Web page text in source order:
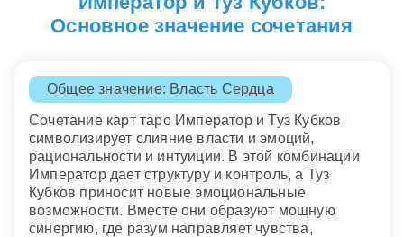
Основное значение сочетания
Общее значение: Власть Сердца
Сочетание карт таро Император и Туз Кубков
символизирует слияние власти и эмоций,
рациональности и интуиции. В этой комбинации
Император дает структуру и контроль, а Туз
Кубков приносит новые эмоциональные
возможности. Вместе они образуют мощную
синергию, где разум направляет чувства,